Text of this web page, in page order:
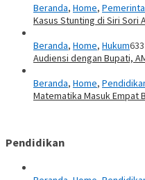
Beranda, Home,
Kasus Stunting di Siri Sori
Beranda, Home, Hukum
Audiensi dengan Bupati,
Beranda, Home,
Matematika Masuk Empat
Pendidikan